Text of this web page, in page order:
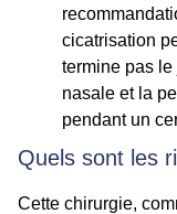
cicatrisation
termine pas le
nasale et la
pendant un
Quels sont les
Cette chirurgie,